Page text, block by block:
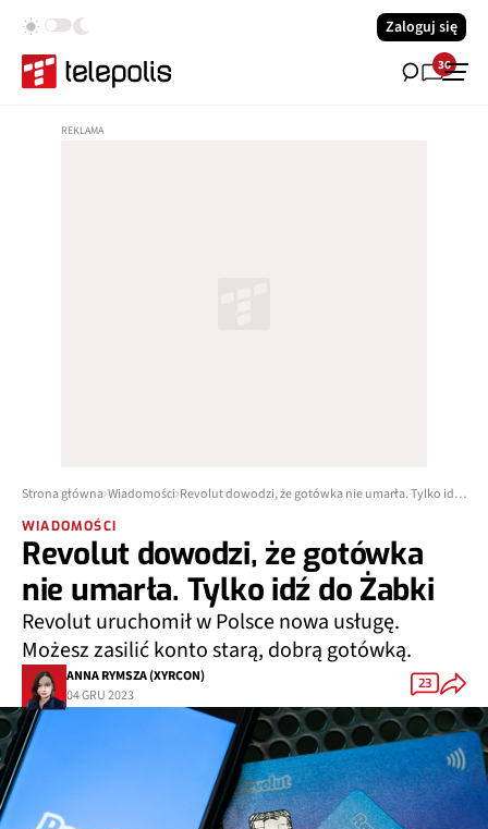
Zaloguj się
36
Strona główna Wiadomości Revolut dowodzi, że gotówka nie umarła. Tylko idź do Żabki
WIADOMOŚCI
Revolut dowodzi, że gotówka
nie umarła. Tylko idź do Żabki
Revolut uruchomił w Polsce nowa usługę.
Możesz zasilić konto starą, dobrą gotówką.
ANNA RYMSZA (XYRCON)
04 GRU 2023
23